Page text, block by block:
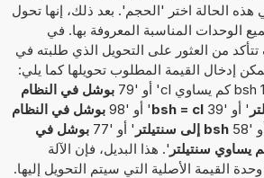
هذه الحالة اختر 'الحجم'. بعد ذلك، إنها تحول
الوحدات المناسبة المعروفة بها. في
تتأكد من العثور على التحويل الذي طلبته في
إدخال القيمة المطلوب تحويلها كما يلي:
بوشل في النظام
' أو '39 bsh = cl' أو '98
بوشل في النظام
'58 bsh إلى سنتيلتر ' أو '77
بوشل في
يساوي سنتيلتر '. هذا البديل، فإن الآلة
القيمة الأصلية التي سيتم التحويل إليها.